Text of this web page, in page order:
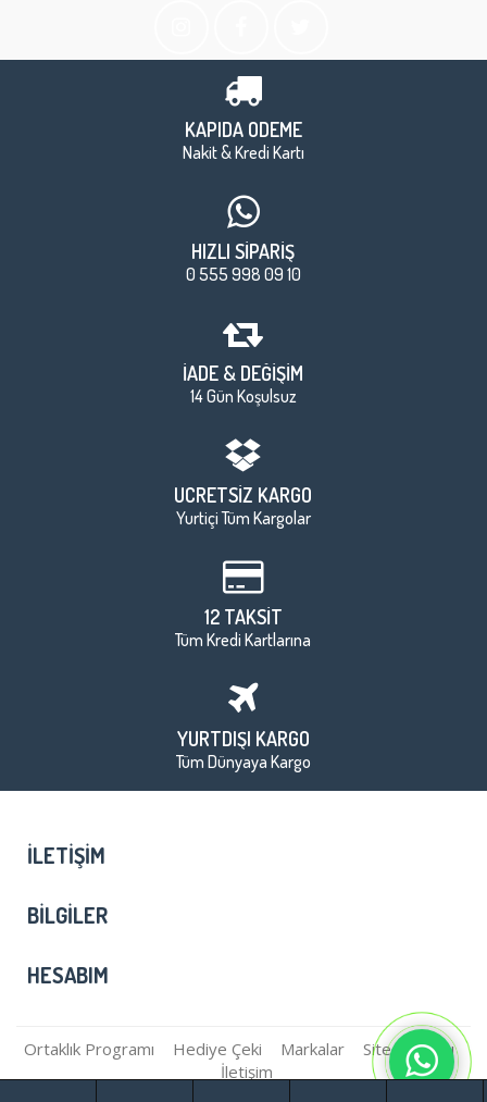
KAPIDA ÖDEME
Nakit & Kredi Kartı
HIZLI SİPARİŞ
0 555 998 09 10
İADE & DEĞİŞİM
14 Gün Koşulsuz
ÜCRETSİZ KARGO
Yurtiçi Tüm Kargolar
12 TAKSİT
Tüm Kredi Kartlarına
YURTDIŞI KARGO
Tüm Dünyaya Kargo
İLETIŞIM
BILGILER
HESABIM
Ortaklık Programı Hediye Çeki Markalar
Site Haritası
İletişim